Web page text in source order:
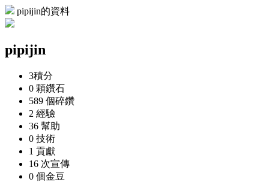
pipijin的資料
pipijin
3積分
0 顆鑽石
589 個碎鑽
2 經驗
36 幫助
0 技術
1 貢獻
16 次宣傳
0 個金豆